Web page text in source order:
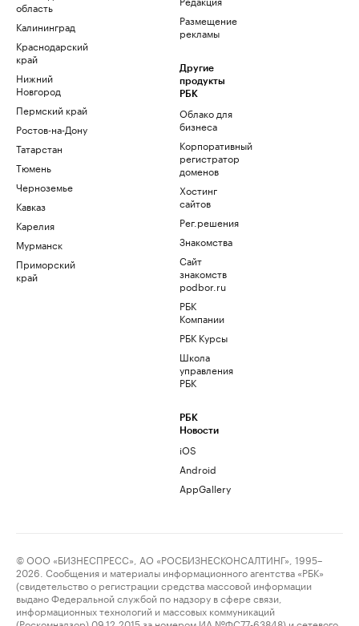
область
Калининград
Краснодарский
край
Нижний
Новгород
Пермский край
Ростов-на-Дону
Татарстан
Тюмень
Черноземье
Кавказ
Карелия
Мурманск
Приморский
край
Размещение
рекламы
Другие
продукты
РБК
Облако для
бизнеса
Корпоративный
регистратор
доменов
Хостинг
сайтов
Рег.решения
Знакомства
Сайт
знакомств
podbor.ru
РБК
Компании
РБК Курсы
Школа
управления
РБК
РБК
Новости
iOS
Android
AppGallery
© ООО «БИЗНЕСПРЕСС», АО «РОСБИЗНЕСКОНСАЛТИНГ», 1995–
2026. Сообщения и материалы информационного агентства «РБК»
(свидетельство о регистрации средства массовой информации
выдано Федеральной службой по надзору в сфере связи,
информационных технологий и массовых коммуникаций